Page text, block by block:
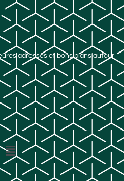
adresses et bons plans autour